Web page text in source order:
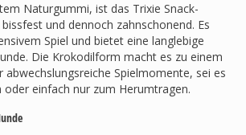
Naturgummi, ist das Trixie Snack-
und dennoch zahnschonend. Es
Spiel und bietet eine langlebige
Die Krokodilform macht es zu einem
abwechslungsreiche Spielmomente, sei es
oder einfach nur zum Herumtragen.